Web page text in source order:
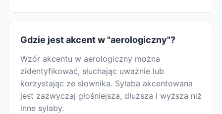
Gdzie jest akcent w "aerologiczny"?
Wzór akcentu w aerologiczny można
zidentyfikować, słuchając uważnie lub
korzystając ze słownika. Sylaba akcentowana
jest zazwyczaj głośniejsza, dłuższa i wyższa niż
inne sylaby.